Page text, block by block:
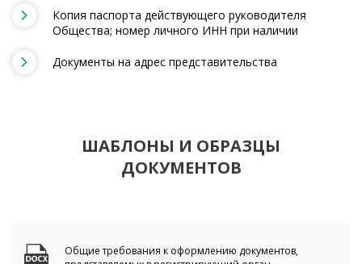
Копия паспорта действующего руководителя
Общества; номер личного ИНН при наличии
Документы на адрес представительства
ШАБЛОНЫ И ОБРАЗЦЫ
ДОКУМЕНТОВ
Общие требования к оформлению документов,